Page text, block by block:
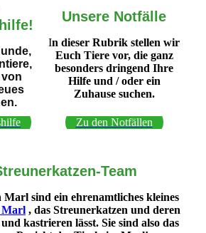
Unsere Notfälle
In dieser Rubrik stellen wir
Euch Tiere vor, die ganz
besonders dringend Ihre
Hilfe und / oder ein
Zuhause suchen.
Zu den Notfällen
Team
sind ein ehrenamtliches kleines
Marl , das Streunerkatzen und deren
kastrieren lässt. Sie sind also das